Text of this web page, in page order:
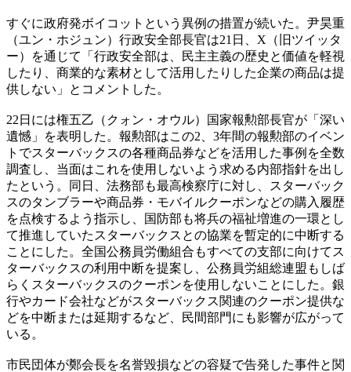
すぐに政府発ボイコットという異例の措置が続いた。尹昊重
（ユン・ホジュン）行政安全部長官は21日、X（旧ツイッタ
ー）を通じて「行政安全部は、民主主義の歴史と価値を軽視
したり、商業的な素材として活用したりした企業の商品は提
供しない」とコメントした。
22日には権五乙（クォン・オウル）国家報勲部長官が「深い
遺憾」を表明した。報勲部はこの2、3年間の報勲部のイベン
トでスターバックスの各種商品券などを活用した事例を全数
調査し、当面はこれを使用しないよう求める内部指針を出し
たという。同日、法務部も最高検察庁に対し、スターバック
スのタンブラーや商品券・モバイルクーポンなどの購入履歴
を点検するよう指示し、国防部も将兵の福祉増進の一環とし
て推進していたスターバックスとの協業を暫定的に中断する
ことにした。全国公務員労働組合もすべての支部に向けてス
ターバックスの利用中断を提案し、公務員労組総連盟もしば
らくスターバックスのクーポンを使用しないことにした。銀
行やカード会社などがスターバックス関連のクーポン提供な
どを中断または延期するなど、民間部門にも影響が広がって
いる。
市民団体が鄭会長を名誉毀損などの容疑で告発した事件と関